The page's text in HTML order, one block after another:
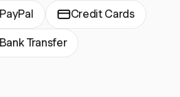
PayPal Credit Cards
Bank Transfer